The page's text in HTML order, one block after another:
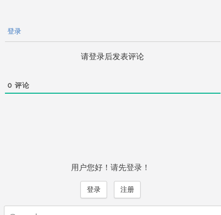
登录
请登录后发表评论
0 评论
用户您好！请先登录！
登录 注册